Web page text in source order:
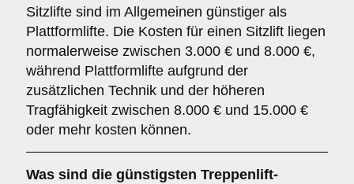
Sitzlifte sind im Allgemeinen günstiger als
Plattformlifte. Die Kosten für einen Sitzlift liegen
normalerweise zwischen 3.000 € und 8.000 €,
während Plattformlifte aufgrund der
zusätzlichen Technik und der höheren
Tragfähigkeit zwischen 8.000 € und 15.000 €
oder mehr kosten können.
Was sind die günstigsten Treppenlift-